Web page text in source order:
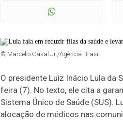
© Marcello Casal Jr./Agência Brasil
O presidente Luiz Inácio Lula da
feira (7). No texto, ele cita a
Sistema Único de Saúde (SUS).
alocação de médicos nas